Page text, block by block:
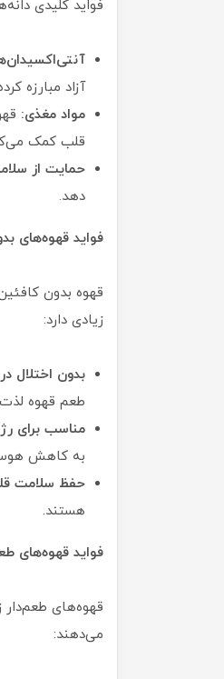
فواید کلیدی
آزاد مبارزه
مواد مغذی:
قلب کمک
حمایت از
دهد.
فواید قهوه‌های
قهوه بدون
زیادی دارد:
بدون اختلال
طعم قهوه لذت
مناسب برای
به کاهش هوس
حفظ سلامت
هستند.
فواید قهوه‌های
قهوه‌های طعم‌دار
می‌دهند: